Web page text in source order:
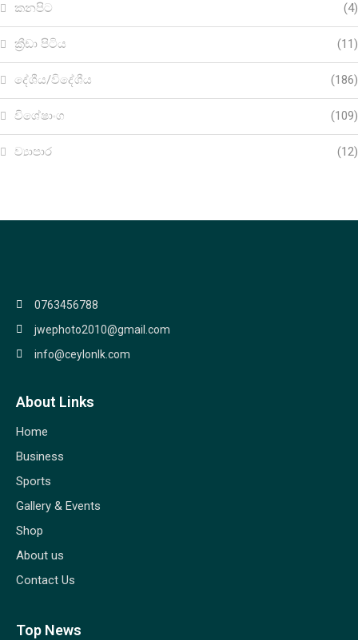
කනපිට (4)
ක්‍රීඩා පිටිය (11)
දේශීය/විදේශීය (186)
විශේෂාංග (109)
ව්‍යාපාර (12)
0763456788
jwephoto2010@gmail.com
info@ceylonlk.com
About Links
Home
Business
Sports
Gallery & Events
Shop
About us
Contact Us
Top News